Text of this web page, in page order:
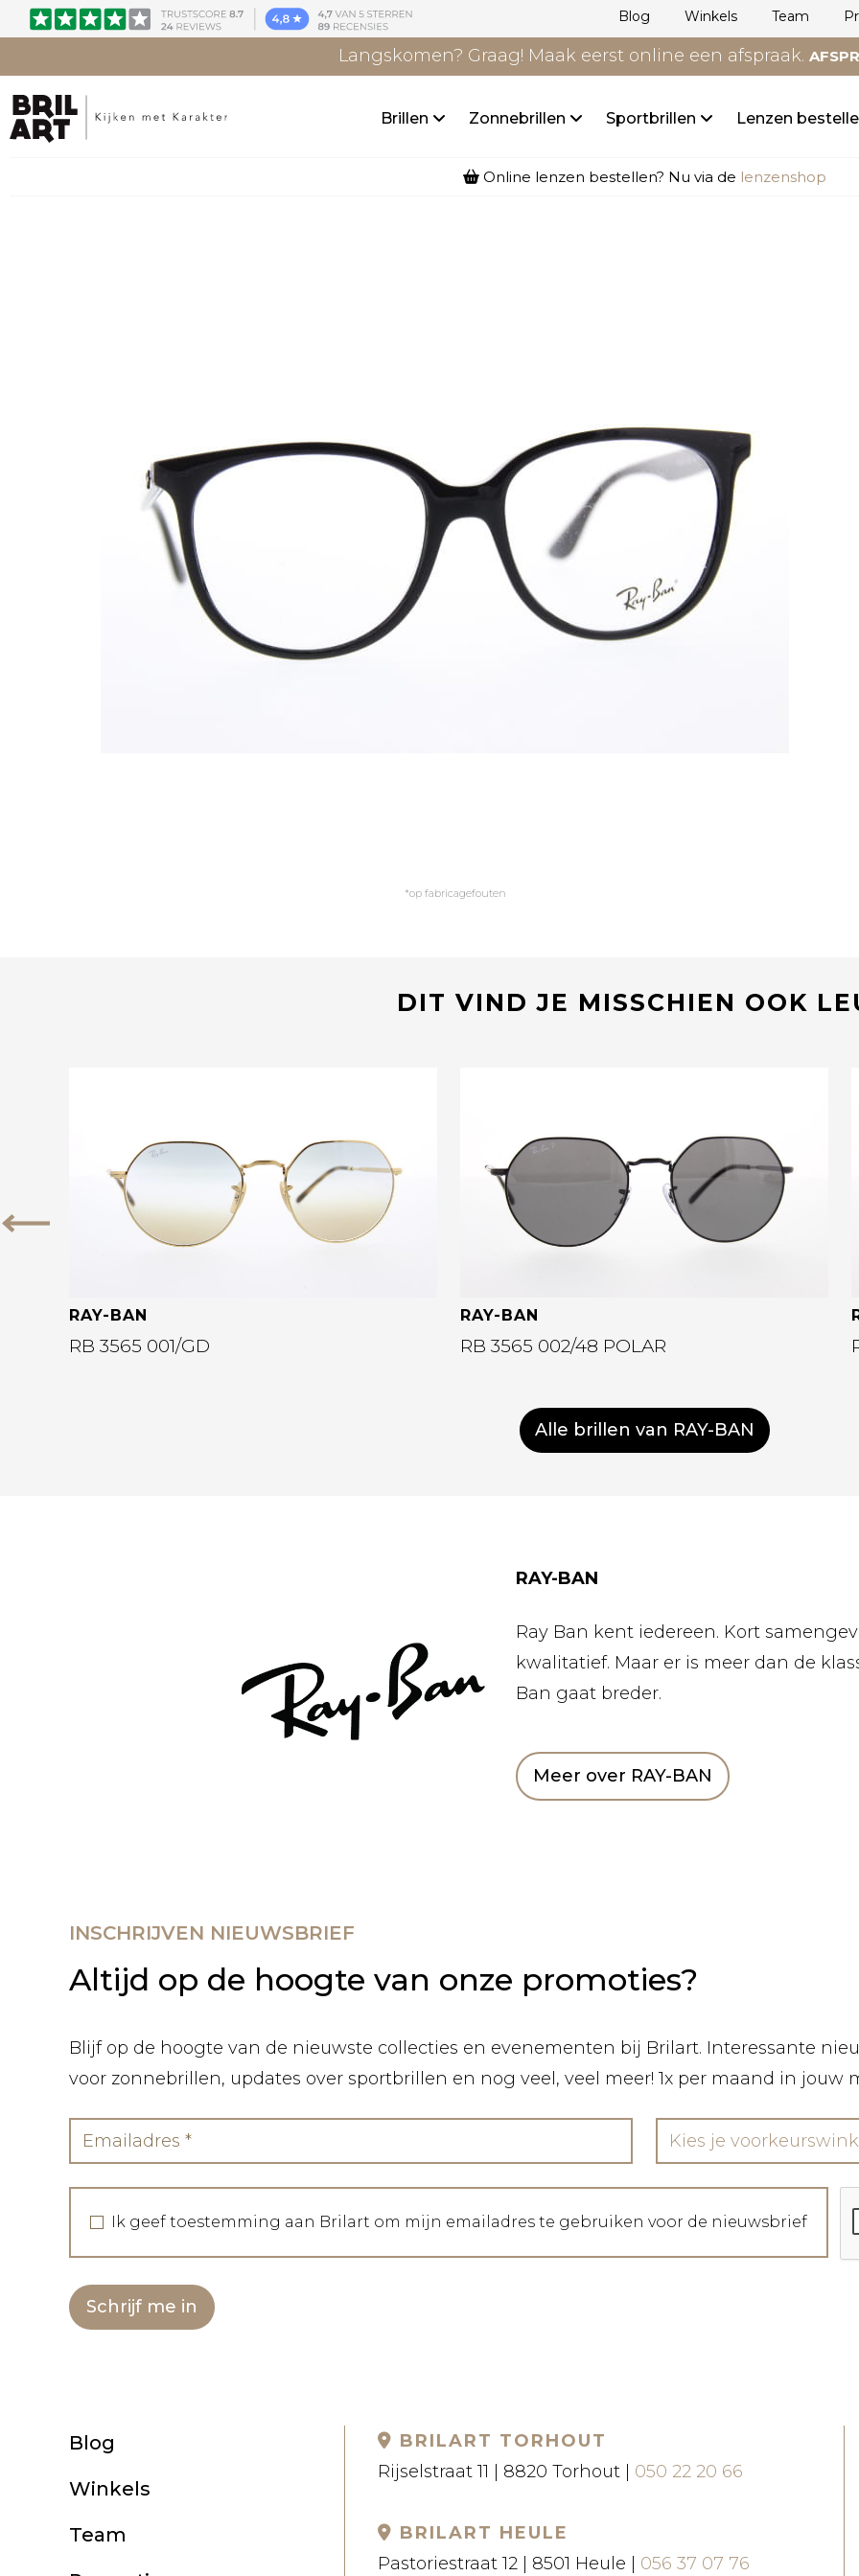
Blog Winkels Team
Langskomen? Graag! Maak eerst online een afspraak.
Brillen Zonnebrillen Sportbrillen Lenzen
Online lenzen bestellen? Nu via de lenzenshop
*op fabricagefouten
DIT VIND JE MISSCHIEN OOK
Vorige
RAY-BAN
RB 3565 001/GD
RAY-BAN
RB 3565 002/48 POLAR
Alle brillen van RAY-BAN
RAY-BAN
Ray Ban kent iedereen. Kort
kwalitatief. Maar er is meer dan de
Ban gaat breder.
Meer over RAY-BAN
INSCHRIJVEN NIEUWSBRIEF
Altijd op de hoogte van onze promoties?
Blijf op de hoogte van de nieuwste collecties en evenementen bij Brilart. Interessante
voor zonnebrillen, updates over sportbrillen en nog veel, veel meer! 1x per maand in jouw
Kies je
Ik geef toestemming aan Brilart om mijn emailadres te gebruiken voor de nieuwsbrief
Schrijf me in
Blog
Winkels
Team
BRILART TORHOUT
Rijselstraat 11 | 8820 Torhout | 050 22 20 66
BRILART HEULE
Pastoriestraat 12 | 8501 Heule | 056 37 07 76